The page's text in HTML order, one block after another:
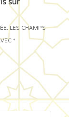
LES CHAMPS
*